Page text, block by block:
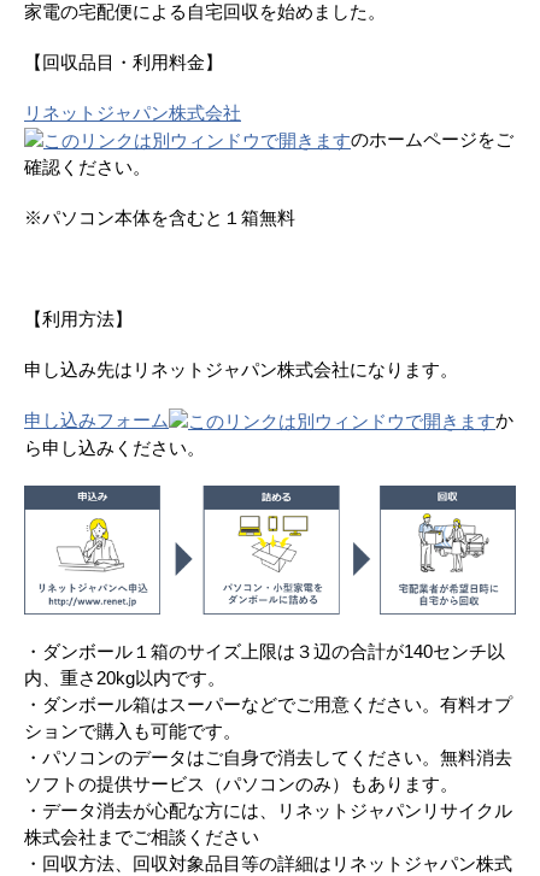
家電の宅配便による自宅回収を始めました。
【回収品目・利用料金】
リネットジャパン株式会社
のホームページをご
確認ください。
※パソコン本体を含むと１箱無料
【利用方法】
申し込み先はリネットジャパン株式会社になります。
申し込みフォーム
か
ら申し込みください。
・ダンボール１箱のサイズ上限は３辺の合計が140センチ以
内、重さ20kg以内です。
・ダンボール箱はスーパーなどでご用意ください。有料オプ
ションで購入も可能です。
・パソコンのデータはご自身で消去してください。無料消去
ソフトの提供サービス（パソコンのみ）もあります。
・データ消去が心配な方には、リネットジャパンリサイクル
株式会社までご相談ください
・回収方法、回収対象品目等の詳細はリネットジャパン株式